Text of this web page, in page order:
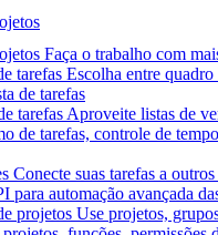
Faça o trabalho com
tarefas Escolha entre
de tarefas
tarefas Aproveite listas de
de tarefas, controle de
Conecte suas tarefas a
para automação avançada
projetos Use projetos,